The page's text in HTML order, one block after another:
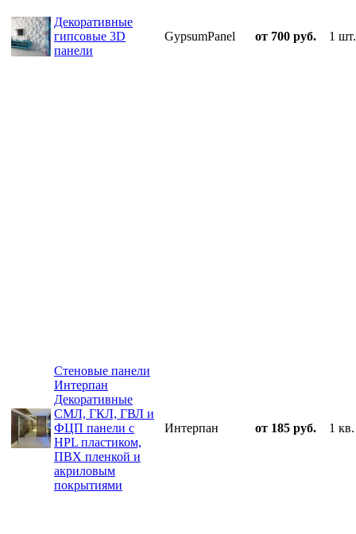
Декоративные
гипсовые 3D
панели
GypsumPanel от 700 руб. 1 шт.
Стеновые панели
Интерпан
Декоративные
СМЛ, ГКЛ, ГВЛ и
ФЦП панели с
HPL пластиком,
ПВХ пленкой и
акриловым
покрытиями
Интерпан от 185 руб. 1